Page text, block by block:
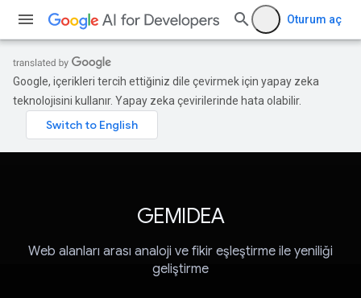
Oturum aç
Google, içerikleri tercih ettiğiniz dile çevirmek için yapay zeka
teknolojisini kullanır. Yapay zeka çevirilerinde hata olabilir.
GEMIDEA
Web alanları arası analoji ve fikir eşleştirme ile yeniliği
geliştirme